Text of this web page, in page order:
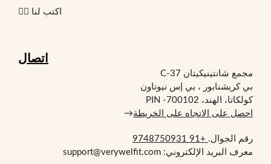
✍🏻 اكتب لنا
اتصال
مجمع شانتينيكيتان C-37
بي كريشنابور ، بي إس نيوتاون
كولكاتا، الهند، PIN -700102
احصل على الاتجاه على الخريطة→
رقم الجوال. +91 9748750931
معرف البريد الإلكتروني: support@verywelfit.com